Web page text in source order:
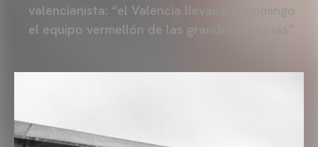
valencianista: “el Valencia llevaba el domingo
el equipo vermellón de las grandes victorias”.